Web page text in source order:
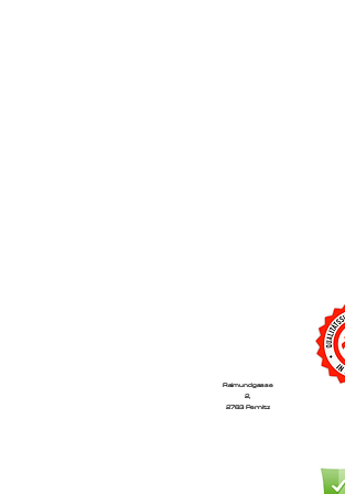
Raimundgasse
2,
2763 Pernitz